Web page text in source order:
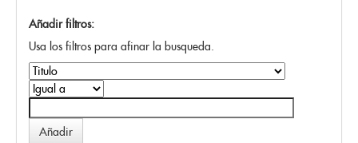
Añadir filtros:
Usa los filtros para afinar la busqueda.